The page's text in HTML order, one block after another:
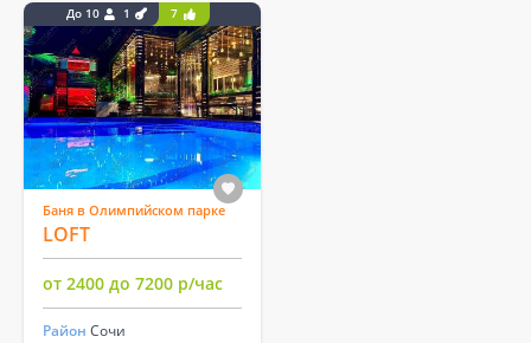
До 10 1 7
Баня в Олимпийском парке
LOFT
от 2400 до 7200 р/час
Район Сочи